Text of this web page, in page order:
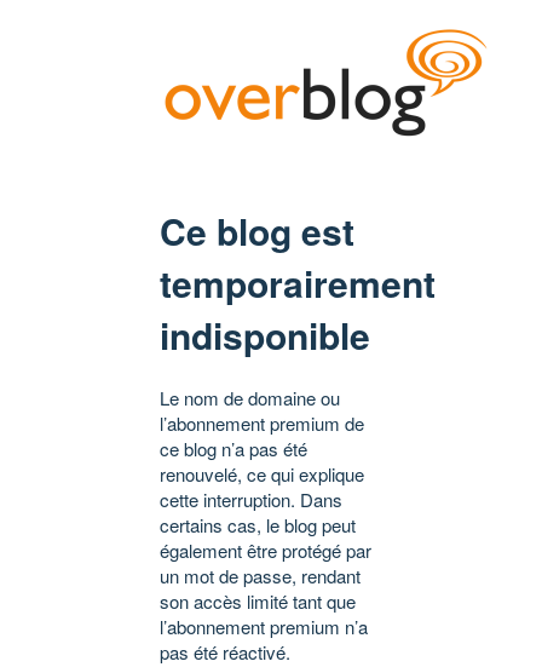
Ce blog est
temporairement
indisponible
Le nom de domaine ou
l’abonnement premium de
ce blog n’a pas été
renouvelé, ce qui explique
cette interruption. Dans
certains cas, le blog peut
également être protégé par
un mot de passe, rendant
son accès limité tant que
l’abonnement premium n’a
pas été réactivé.